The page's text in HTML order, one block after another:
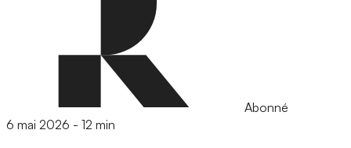
Abonné
6 mai 2026 - 12 min